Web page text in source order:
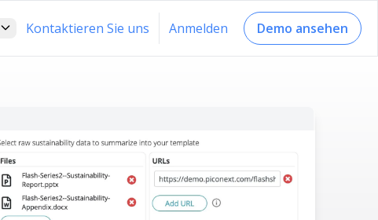
Kontaktieren Sie uns Anmelden Demo ansehen